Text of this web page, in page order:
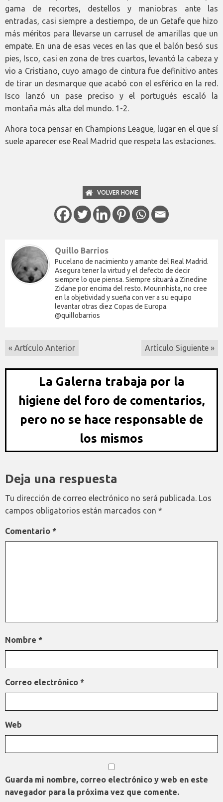
gama de recortes, destellos y maniobras ante las
entradas, casi siempre a destiempo, de un Getafe que hizo
más méritos para llevarse un carrusel de amarillas que un
empate. En una de esas veces en las que el balón besó sus
pies, Isco, casi en zona de tres cuartos, levantó la cabeza y
vio a Cristiano, cuyo amago de cintura fue definitivo antes
de tirar un desmarque que acabó con el esférico en la red.
Isco lanzó un pase preciso y el portugués escaló la
montaña más alta del mundo. 1-2.
Ahora toca pensar en Champions League, lugar en el que sí
suele aparecer ese Real Madrid que respeta las estaciones.
VOLVER HOME
Quillo Barrios
Pucelano de nacimiento y amante del Real Madrid.
Asegura tener la virtud y el defecto de decir
siempre lo que piensa. Siempre situará a Zinedine
Zidane por encima del resto. Mourinhista, no cree
en la objetividad y sueña con ver a su equipo
levantar otras diez Copas de Europa.
@quillobarrios
« Artículo Anterior Artículo Siguiente »
La Galerna trabaja por la
higiene del foro de comentarios,
pero no se hace responsable de
los mismos
Deja una respuesta
Tu dirección de correo electrónico no será publicada. Los
campos obligatorios están marcados con *
Comentario *
Nombre *
Correo electrónico *
Web
Guarda mi nombre, correo electrónico y web en este
navegador para la próxima vez que comente.